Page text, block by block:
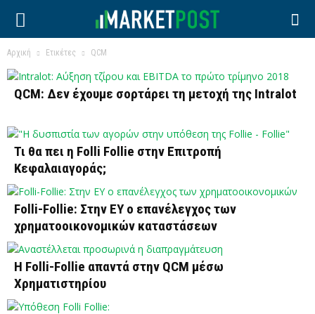
Αρχική Ετικέτες QCM
QCM: Δεν έχουμε σορτάρει τη μετοχή της Intralot
Τι θα πει η Folli Follie στην Επιτροπή
Κεφαλαιαγοράς;
Folli-Follie: Στην ΕΥ ο επανέλεγχος των
χρηματοοικονομικών καταστάσεων
H Folli-Follie απαντά στην QCM μέσω
Χρηματιστηρίου